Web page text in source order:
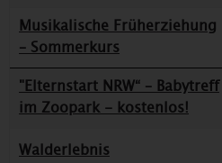
Musikalische Früherziehung
– Sommerkurs
"Elternstart NRW“ – Babytreff
im Zoopark - kostenlos!
Walderlebnis